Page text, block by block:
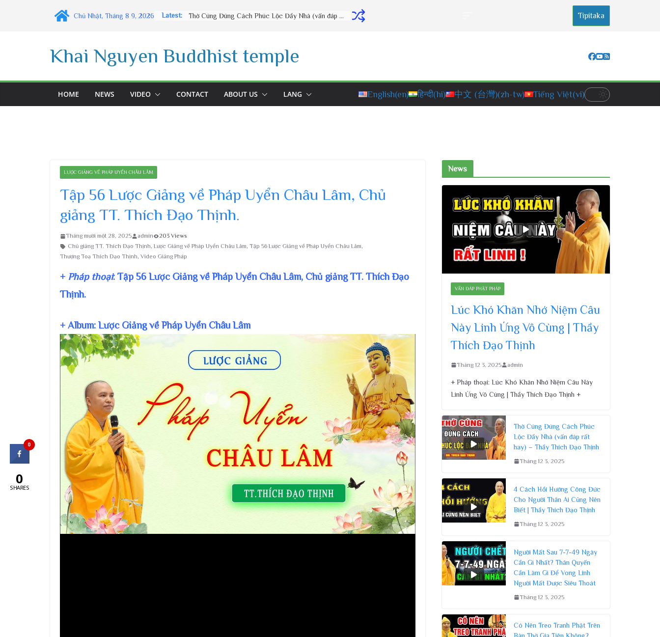
Chủ Nhật, Tháng 8 9, 2026 Latest: Thờ Cúng Đúng Cách Phúc Lộc Đầy Nhà (vấn đáp rất hay) – Thầy Thích Đạo Thịnh Tipitaka
Khai Nguyen Buddhist temple
HOME NEWS VIDEO CONTACT ABOUT US LANG English(en) हिन्दी(hi) 中文 (台灣)(zh-tw) Tiếng Việt(vi)
LƯỢC GIẢNG VỀ PHÁP UYỂN CHÂU LÂM
Tập 56 Lược Giảng về Pháp Uyển Châu Lâm, Chủ
giảng TT. Thích Đạo Thịnh.
Tháng mười một 28, 2025 admin
203 Views
Chủ giảng TT. Thích Đạo Thịnh, Lược Giảng về Pháp Uyển Châu Lâm, Tập 56 Lược Giảng về Pháp Uyển Châu Lâm,
Thượng Toạ Thích Đạo Thịnh, Video Giảng Pháp
+ Pháp thoại: Tập 56 Lược Giảng về Pháp Uyển Châu Lâm, Chủ giảng TT. Thích Đạo
Thịnh.
+ Album: Lược Giảng về Pháp Uyển Châu Lâm
News
VẤN ĐÁP PHẬT PHÁP
Lúc Khó Khăn Nhớ Niệm Câu
Này Linh Ứng Vô Cùng | Thầy
Thích Đạo Thịnh
Tháng 12 3, 2025 admin
+ Pháp thoại: Lúc Khó Khăn Nhớ Niệm Câu Này
Linh Ứng Vô Cùng | Thầy Thích Đạo Thịnh +
Thờ Cúng Đúng Cách Phúc
Lộc Đầy Nhà (vấn đáp rất
hay) – Thầy Thích Đạo Thịnh
Tháng 12 3, 2025
4 Cách Hồi Hướng Công Đức
Cho Người Thân Ai Cũng Nên
Biết | Thầy Thích Đạo Thịnh
Tháng 12 3, 2025
Người Mất Sau 7-7-49 Ngày
Cần Gì Nhất? Thân Quyến
Cần Làm Gì Để Vong Linh
Người Mất Được Siêu Thoát
Tháng 12 3, 2025
Có Nên Treo Tranh Phật Trên
Bàn Thờ Gia Tiên Không?
0
0
SHARES